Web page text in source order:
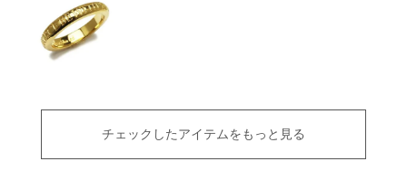
チェックしたアイテムをもっと見る